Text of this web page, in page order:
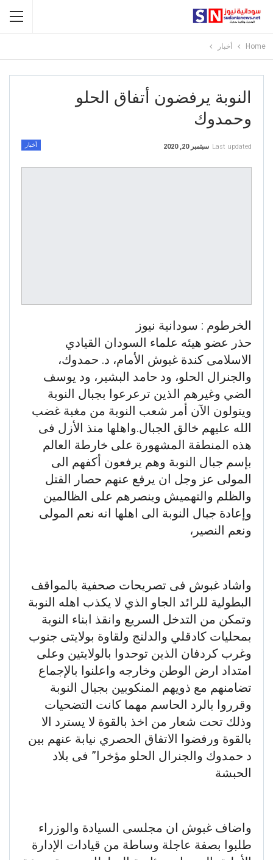
Home أخبار
النوبة يرفضون أتفاق الحلو
وحمدوك
أخبار Last updated سبتمبر 20, 2020
الخرطوم : سودانية نيوز
حذر عضو هيئه علماء السودان القيادي
الاسلامى كندة غبوش الأمام، د. حمدوك،
والجنرال الحلو، ود حامد البشير، ود يوسف
الضي وغيرهم الذين ترعرعوا بجبال النوبة
ويتولون الآن أمر شعب النوبة من مغبة غضب
الله عليهم خالق الجبال.واهلها منذ الأزل فى
هذه المنطقة المشهورة على خارطة العالم
بإسم جبال النوبة وهم يرفعون أكفهم الى
المولى عز وجل ان يرفع عنهم حصار القتل
والظلم والتهميش وينصرهم على الظالمين
وإعادة جبال النوبة الى اهلها انه نعم المولى
ونعم النصير،
واشاد غبوش فى تصريحات صحفية بالمواقف
البطولية للرائد الجاو الذي لا يكذب اهله النوبة
وتمكن من التدخل السريع وانقذ ابناء النوبة
بمحليات كادقلي والدلنج ولقاوة بولايتى جنوب
وغرب كردفان الذين توحدوا بالولايتين وعلى
امتداد ارض الوطن وخارجه واعلنوا بالإجماع
تضامنهم مع ذويهم المنكوبين بجبال النوبة
وقرروا بالرد الحاسم مهما كانت التضحيات
وذلك تحت شعار من اخذ بالقوة لا يسترد الا
بالقوة ورفضوا الاتفاق الحصري نيابة عنهم بين
د حمدوك والجنرال الحلو مؤخرا” فى بلاد
الحبشة
واضاف غبوش ان مجلسى السيادة والوزراء
طلبوا بصفة عاجلة وساطة من قيادات الإدارة